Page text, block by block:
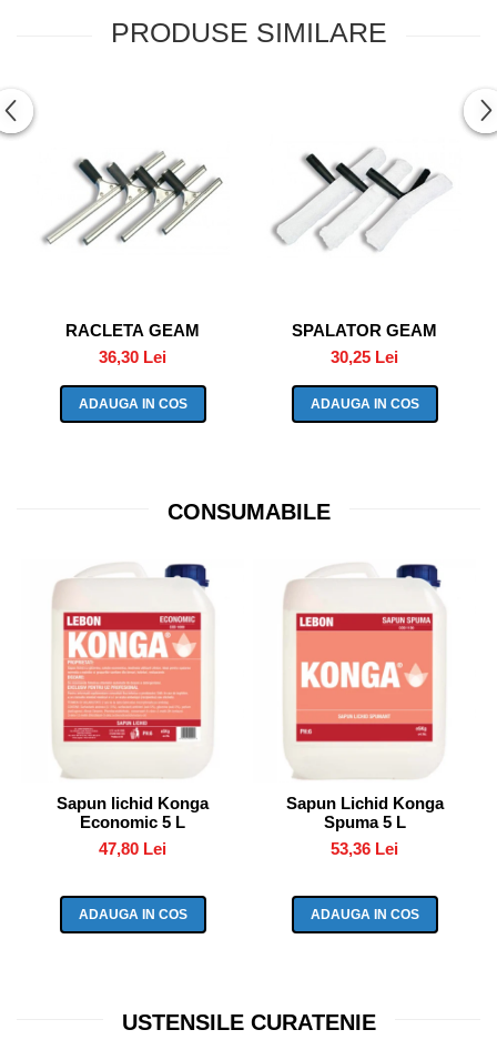
PRODUSE SIMILARE
RACLETA GEAM
36,30 Lei
ADAUGA IN COS
SPALATOR GEAM
30,25 Lei
ADAUGA IN COS
CONSUMABILE
Sapun lichid Konga
Economic 5 L
47,80 Lei
ADAUGA IN COS
Sapun Lichid Konga
Spuma 5 L
53,36 Lei
ADAUGA IN COS
USTENSILE CURATENIE